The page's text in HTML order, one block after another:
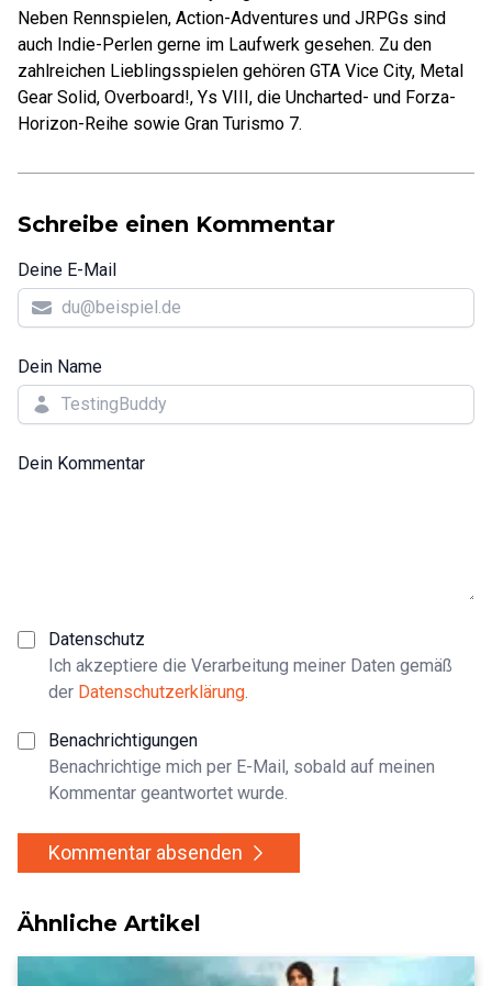
Neben Rennspielen, Action-Adventures und JRPGs sind
auch Indie-Perlen gerne im Laufwerk gesehen. Zu den
zahlreichen Lieblingsspielen gehören GTA Vice City, Metal
Gear Solid, Overboard!, Ys VIII, die Uncharted- und Forza-
Horizon-Reihe sowie Gran Turismo 7.
Schreibe einen Kommentar
Deine E-Mail
Dein Name
Dein Kommentar
Datenschutz
Ich akzeptiere die Verarbeitung meiner Daten gemäß
der Datenschutzerklärung.
Benachrichtigungen
Benachrichtige mich per E-Mail, sobald auf meinen
Kommentar geantwortet wurde.
Kommentar absenden
Ähnliche Artikel